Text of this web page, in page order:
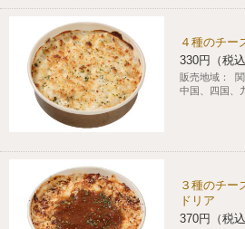
学び・教育
宅配ロッカー（店舗限定）
自転車シェアリング（店舗限定）
モバイルWi-Fiバッテリーシェアリン
セブン-イレブンの横顔
セブン-イレブンの歴史
４種のチー
330円（税
販売地域：
中国、四国、
３種のチー
ドリア
370円（税